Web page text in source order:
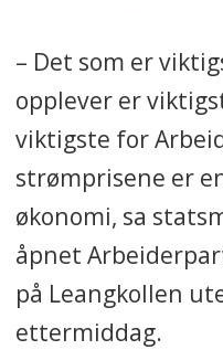
– Det som er
opplever er
viktigste for
strømprisene er
økonomi, sa
åpnet
på Leangkollen
ettermiddag.